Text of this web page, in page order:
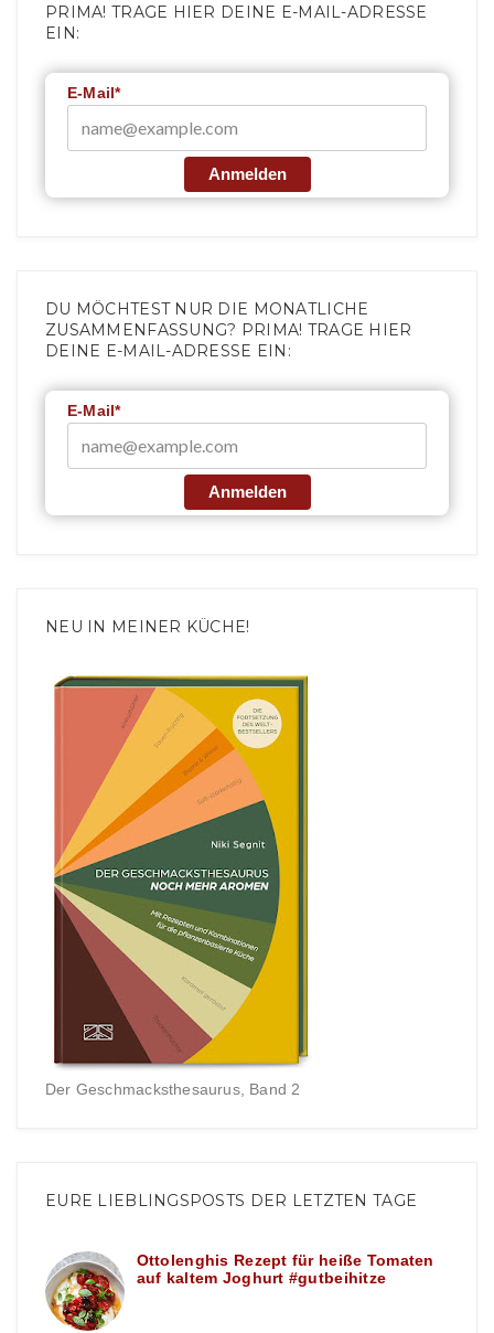
PRIMA! TRAGE HIER DEINE E-MAIL-ADRESSE
EIN:
E-Mail*
Anmelden
DU MÖCHTEST NUR DIE MONATLICHE
ZUSAMMENFASSUNG? PRIMA! TRAGE HIER
DEINE E-MAIL-ADRESSE EIN:
E-Mail*
Anmelden
NEU IN MEINER KÜCHE!
Der Geschmacksthesaurus, Band 2
EURE LIEBLINGSPOSTS DER LETZTEN TAGE
Ottolenghis Rezept für heiße Tomaten
auf kaltem Joghurt #gutbeihitze